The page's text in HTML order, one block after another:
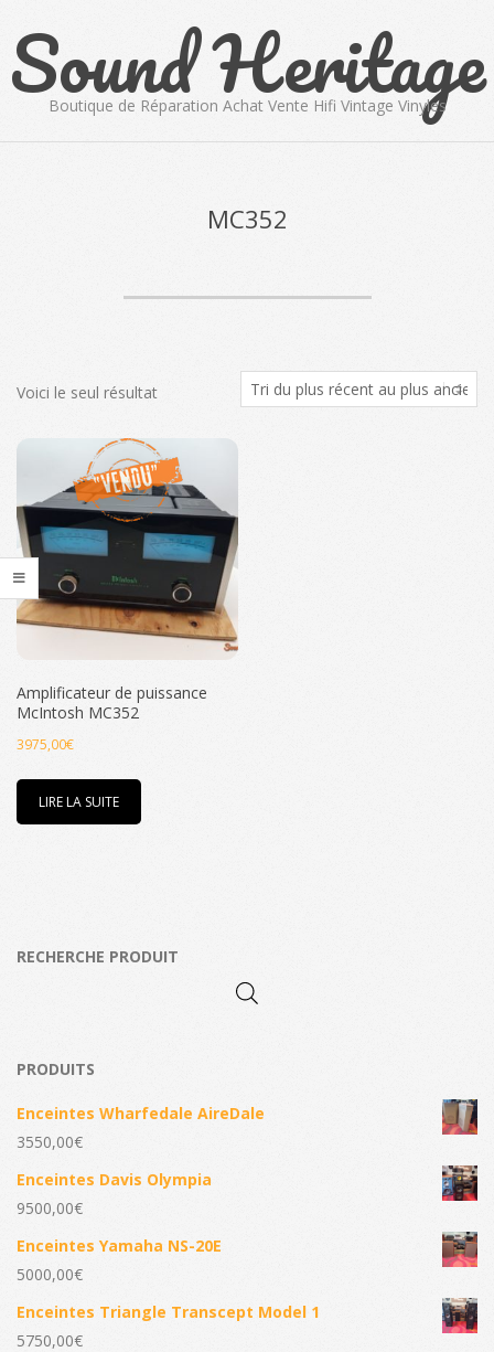
content
Sound Heritage
Boutique de Réparation Achat Vente Hifi Vintage Vinyles
MC352
Voici le seul résultat
Amplificateur de puissance
McIntosh MC352
3975,00€
LIRE LA SUITE
RECHERCHE PRODUIT
PRODUITS
Enceintes Wharfedale AireDale
3550,00€
Enceintes Davis Olympia
9500,00€
Enceintes Yamaha NS-20E
5000,00€
Enceintes Triangle Transcept Model 1
5750,00€